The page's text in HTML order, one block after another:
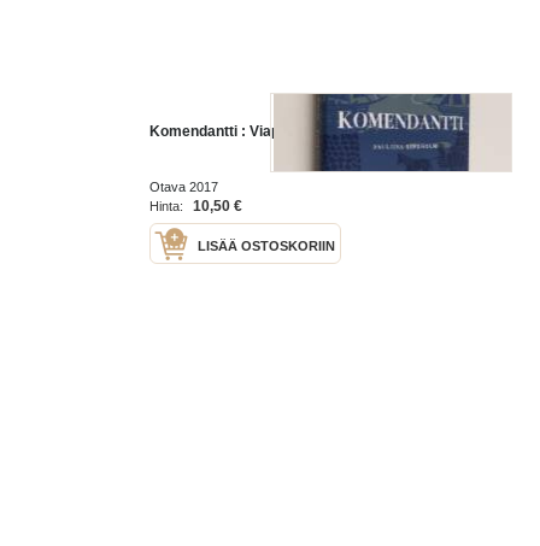
Komendantti : Viapori 1748
Otava 2017
Hinta:
10,50 €
LISÄÄ OSTOSKORIIN